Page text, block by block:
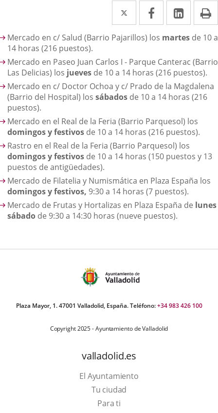
Twitter
Enlace
a
una
aplicación
externa.
Facebook
Enlace
a
una
aplicación
externa.
Enlace
a
una
Mercado en c/ Salud (Barrio Pajarillos) los martes de 10 a
14 horas (216 puestos).
Mercado en Paseo Juan Carlos I - Parque Canterac (Barrio
Las Delicias) los jueves de 10 a 14 horas (216 puestos).
Mercado en c/ Doctor Ochoa y c/ Prado de la Magdalena
(Barrio del Hospital) los sábados de 10 a 14 horas (216
puestos).
Mercado en el Real de la Feria (Barrio Parquesol) los
domingos y festivos de 10 a 14 horas (216 puestos).
Rastro en el Real de la Feria (Barrio Parquesol) los
domingos y festivos de 10 a 14 horas (150 puestos y 13
puestos de antigüedades).
Mercado de Filatelia y Numismática en Plaza España los
domingos y festivos, 9:30 a 14 horas (7 puestos).
Mercado de Frutas y Hortalizas en Plaza España de
sábado de 9:30 a 14:30 horas (nueve puestos).
Plaza Mayor, 1. 47001 Valladolid, España. Teléfono:+34 983 426 100
Copyright 2025 - Ayuntamiento de Valladolid
valladolid.es
El Ayuntamiento
Tu ciudad
Para ti